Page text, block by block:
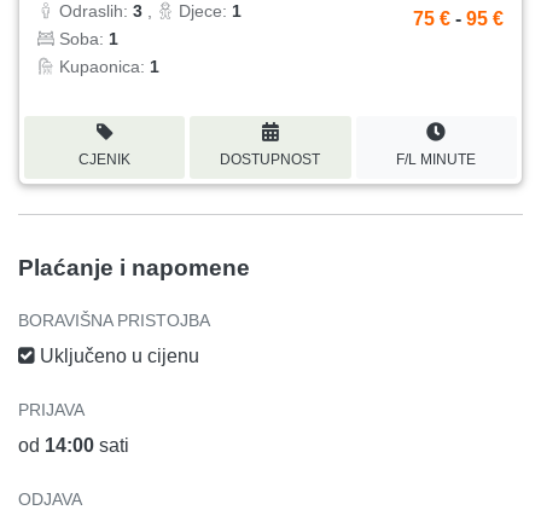
Odraslih: 3 , Djece: 1
Soba: 1
Kupaonica: 1
75 € - 95 €
CJENIK DOSTUPNOST F/L MINUTE
Plaćanje i napomene
BORAVIŠNA PRISTOJBA
Uključeno u cijenu
PRIJAVA
od 14:00 sati
ODJAVA